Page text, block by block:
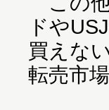
ドや
買えな
転売市